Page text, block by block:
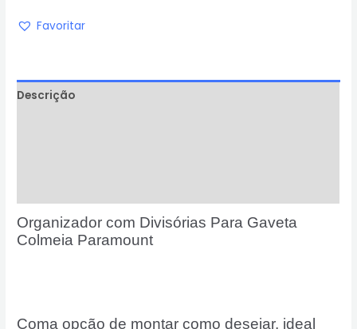
Favoritar
Descrição
Organizador com Divisórias Para Gaveta
Colmeia Paramount
Coma opção de montar como desejar, ideal